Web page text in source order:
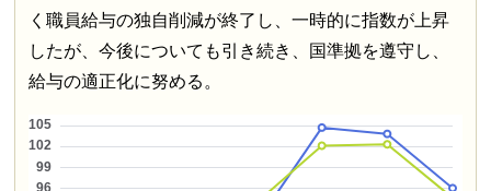
く職員給与の独自削減が終了し、一時的に指数が上昇
したが、今後についても引き続き、国準拠を遵守し、
給与の適正化に努める。